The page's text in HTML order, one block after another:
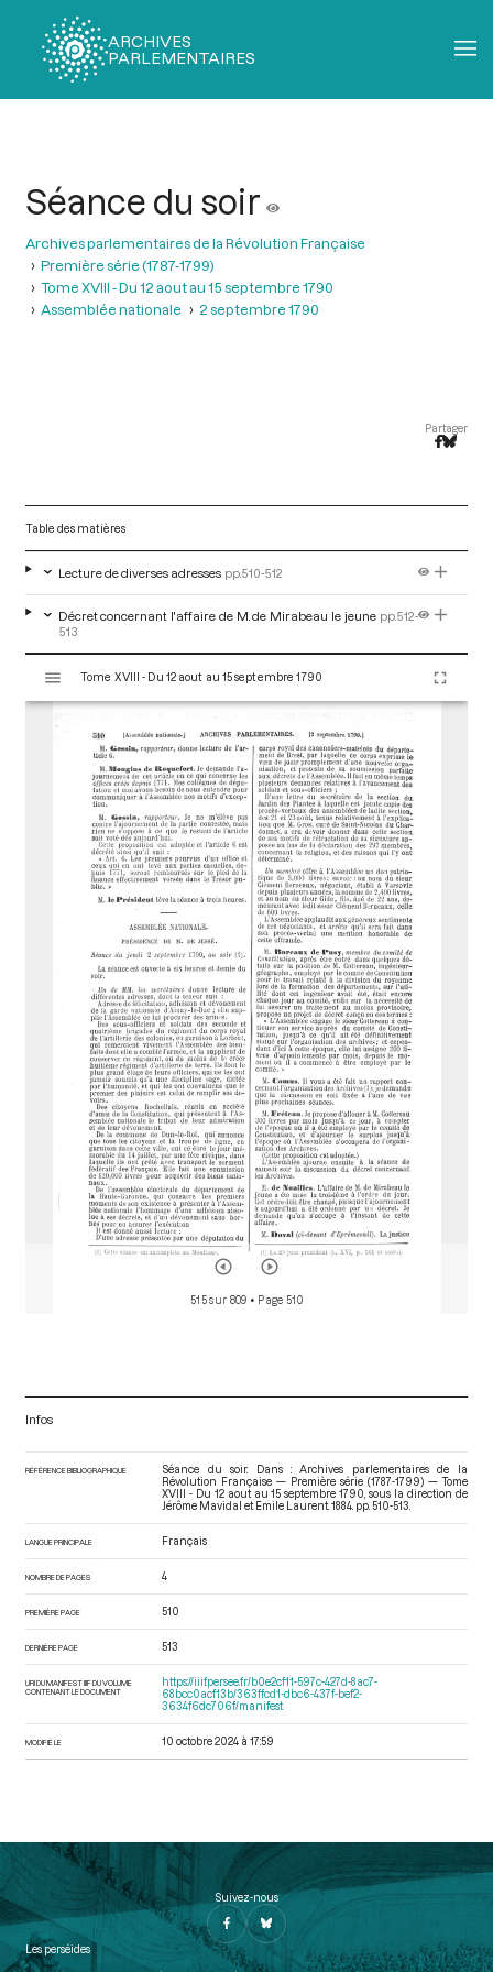
ARCHIVES
PARLEMENTAIRES
Séance du soir
Archives parlementaires de la Révolution Française
Première série (1787-1799)
Tome XVIII - Du 12 aout au 15 septembre 1790
Assemblée nationale
2 septembre 1790
Partager
Table des matières
Lecture de diverses adresses pp.510-512
Décret concernant l'affaire de M. de Mirabeau le jeune pp.512-
513
s
Tome XVIII - Du 12 aout au 15 septembre 1790
515 sur 809 • Page 510
Infos
RÉFÉRENCE BIBLIOGRAPHIQUE
Séance du soir. Dans : Archives parlementaires de la
Révolution Française — Première série (1787-1799) — Tome
XVIII - Du 12 aout au 15 septembre 1790 , sous la direction de
Jérôme Mavidal et Emile Laurent. 1884. pp. 510-513.
LANGUE PRINCIPALE Français
NOMBRE DE PAGES 4
PREMIÈRE PAGE 510
DERNIÈRE PAGE 513
URI DU MANIFEST IIIF DU VOLUME
CONTENANT LE DOCUMENT
https://iiif.persee.fr/b0e2cf11-597c-427d-8ac7-
68bcc0acf13b/363ffcd1-dbc6-437f-bef2-
3634f6dc706f/manifest
MODIFIÉ LE 10 octobre 2024 à 17:59
Suivez-nous
Les perséides